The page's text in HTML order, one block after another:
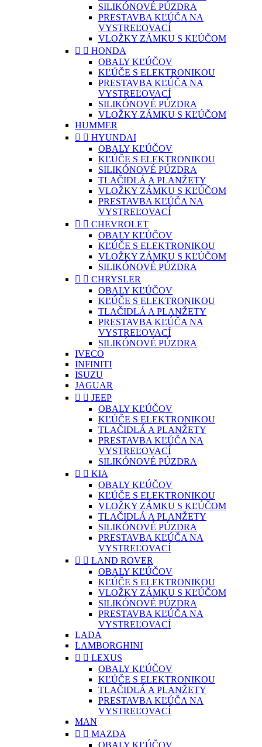
SILIKÓNOVÉ PÚZDRA
PRESTAVBA KĽÚČA NA
VYSTREĽOVACÍ
VLOŽKY ZÁMKU S KĽÚČOM
  HONDA
OBALY KĽÚČOV
KĽÚČE S ELEKTRONIKOU
PRESTAVBA KĽÚČA NA
VYSTREĽOVACÍ
SILIKÓNOVÉ PÚZDRA
VLOŽKY ZÁMKU S KĽÚČOM
HUMMER
  HYUNDAI
OBALY KĽÚČOV
KĽÚČE S ELEKTRONIKOU
SILIKÓNOVÉ PÚZDRA
TLAČIDLÁ A PLANŽETY
VLOŽKY ZÁMKU S KĽÚČOM
PRESTAVBA KĽÚČA NA
VYSTREĽOVACÍ
  CHEVROLET
OBALY KĽÚČOV
KĽÚČE S ELEKTRONIKOU
VLOŽKY ZÁMKU S KĽÚČOM
SILIKÓNOVÉ PÚZDRA
  CHRYSLER
OBALY KĽÚČOV
KĽÚČE S ELEKTRONIKOU
TLAČIDLÁ A PLANŽETY
PRESTAVBA KĽÚČA NA
VYSTREĽOVACÍ
SILIKÓNOVÉ PÚZDRA
IVECO
INFINITI
ISUZU
JAGUAR
  JEEP
OBALY KĽÚČOV
KĽÚČE S ELEKTRONIKOU
TLAČIDLÁ A PLANŽETY
PRESTAVBA KĽÚČA NA
VYSTREĽOVACÍ
SILIKÓNOVÉ PÚZDRA
  KIA
OBALY KĽÚČOV
KĽÚČE S ELEKTRONIKOU
VLOŽKY ZÁMKU S KĽÚČOM
TLAČIDLÁ A PLANŽETY
SILIKÓNOVÉ PÚZDRA
PRESTAVBA KĽÚČA NA
VYSTREĽOVACÍ
  LAND ROVER
OBALY KĽÚČOV
KĽÚČE S ELEKTRONIKOU
VLOŽKY ZÁMKU S KĽÚČOM
SILIKÓNOVÉ PÚZDRA
PRESTAVBA KĽÚČA NA
VYSTREĽOVACÍ
LADA
LAMBORGHINI
  LEXUS
OBALY KĽÚČOV
KĽÚČE S ELEKTRONIKOU
TLAČIDLÁ A PLANŽETY
PRESTAVBA KĽÚČA NA
VYSTREĽOVACÍ
MAN
  MAZDA
OBALY KĽÚČOV